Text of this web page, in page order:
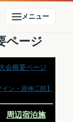
メニュー
ページ
ン・原伸二郎】
周辺宿泊施